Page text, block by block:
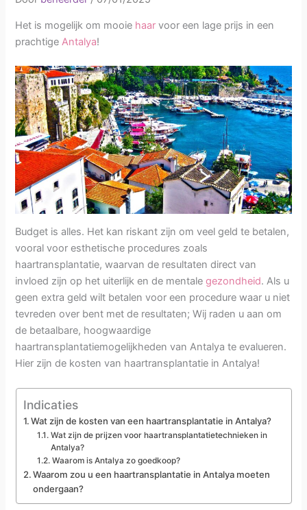
Het is mogelijk om mooie haar voor een lage prijs in een
prachtigeAntalya!
Budget is alles. Het kan riskant zijn om veel geld te betalen,
vooral voor esthetische procedures zoals
haartransplantatie, waarvan de resultaten direct van
invloed zijn op het uiterlijk en de mentalegezondheid. Als u
geen extra geld wilt betalen voor een procedure waar u niet
tevreden over bent met de resultaten; Wij raden u aan om
de betaalbare, hoogwaardige
haartransplantatiemogelijkheden van Antalya te evalueren.
Hier zijn de kosten van haartransplantatie in Antalya!
Indicaties
Wat zijn de kosten van een haartransplantatie in Antalya?
Wat zijn de prijzen voor haartransplantatietechnieken in
Antalya?
Waarom is Antalya zo goedkoop?
Waarom zou u een haartransplantatie in Antalya moeten
ondergaan?